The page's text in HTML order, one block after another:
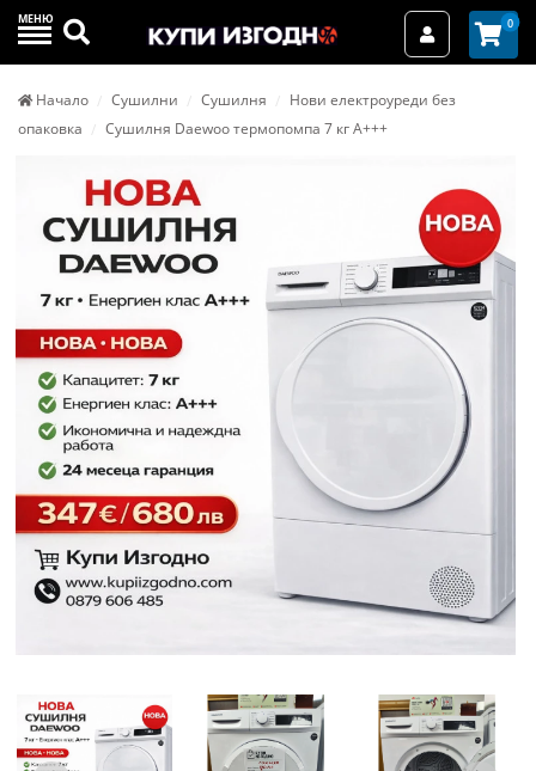
МЕНЮ Търси Вход / 0
Начало Сушилни Сушилня
Нови електроуреди без
опаковка
Сушилня Daewoo термопомпа 7 кг А+++